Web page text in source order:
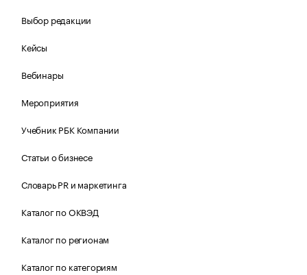
Выбор редакции
Кейсы
Вебинары
Мероприятия
Учебник РБК Компании
Статьи о бизнесе
Словарь PR и маркетинга
Каталог по ОКВЭД
Каталог по регионам
Каталог по категориям